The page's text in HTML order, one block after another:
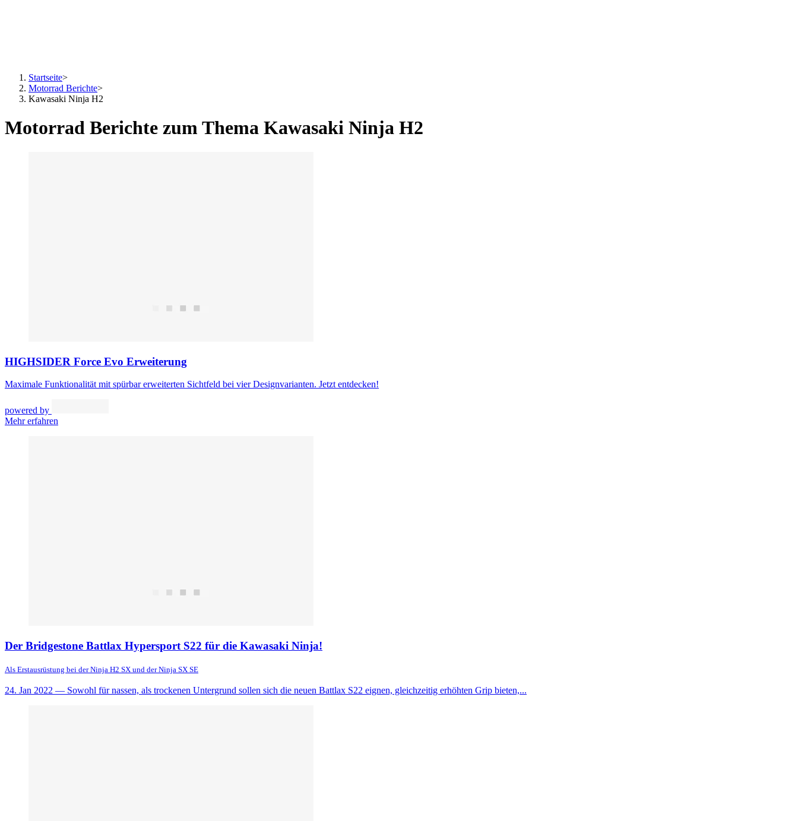
Startseite>
Motorrad Berichte>
Kawasaki Ninja H2
Motorrad Berichte zum Thema Kawasaki Ninja H2
HIGHSIDER Force Evo Erweiterung
Maximale Funktionalität mit spürbar erweiterten Sichtfeld bei vier Designvarianten. Jetzt entdecken!
powered by
Mehr erfahren
Der Bridgestone Battlax Hypersport S22 für die Kawasaki Ninja!
Als Erstausrüstung bei der Ninja H2 SX und der Ninja SX SE
24. Jan 2022 — Sowohl für nassen, als trockenen Untergrund sollen sich die neuen Battlax S22 eignen, gleichzeitig erhöhten Grip bieten,...